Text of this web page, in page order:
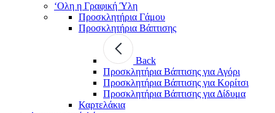
‘Ολη η Γραφική Ύλη
Προσκλητήρια Γάμου
Προσκλητήρια Βάπτισης
Back
Προσκλητήρια Βάπτισης για Αγόρι
Προσκλητήρια Βάπτισης για Κορίτσι
Προσκλητήρια Βάπτισης για Δίδυμα
Καρτελάκια